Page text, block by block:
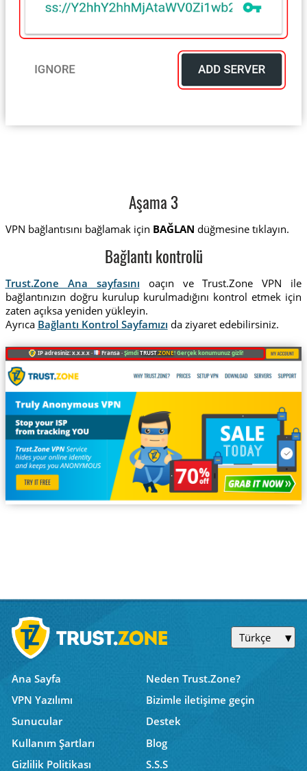
Aşama 3
VPN bağlantısını bağlamak için BAĞLAN düğmesine tıklayın.
Bağlantı kontrolü
Trust.Zone Ana sayfasını oaçın ve Trust.Zone VPN ile
bağlantınızın doğru kurulup kurulmadığını kontrol etmek için
zaten açıksa yeniden yükleyin.
Ayrıca Bağlantı Kontrol Sayfamızı da ziyaret edebilirsiniz.
IP adresiniz: x.x.x.x · Fransa ·ŞimdiTRUST.ZONE! Gerçek konumunuz gizli!
Türkçe
Ana Sayfa
Neden Trust.Zone?
VPN Yazılımı
Bizimle iletişime geçin
Sunucular
Destek
Kullanım Şartları
Blog
Gizlilik Politikası
S.S.S